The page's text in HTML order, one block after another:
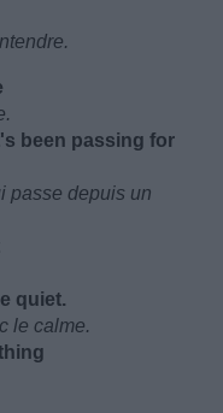
been passing for
passe depuis un
quiet.
le calme.